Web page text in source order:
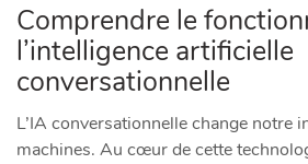
Comprendre le
l’intelligence artificielle
conversationnelle
L’IA conversationnelle change notre
machines. Au cœur de cette